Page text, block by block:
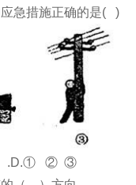
应急措施正确的是( )
② ③